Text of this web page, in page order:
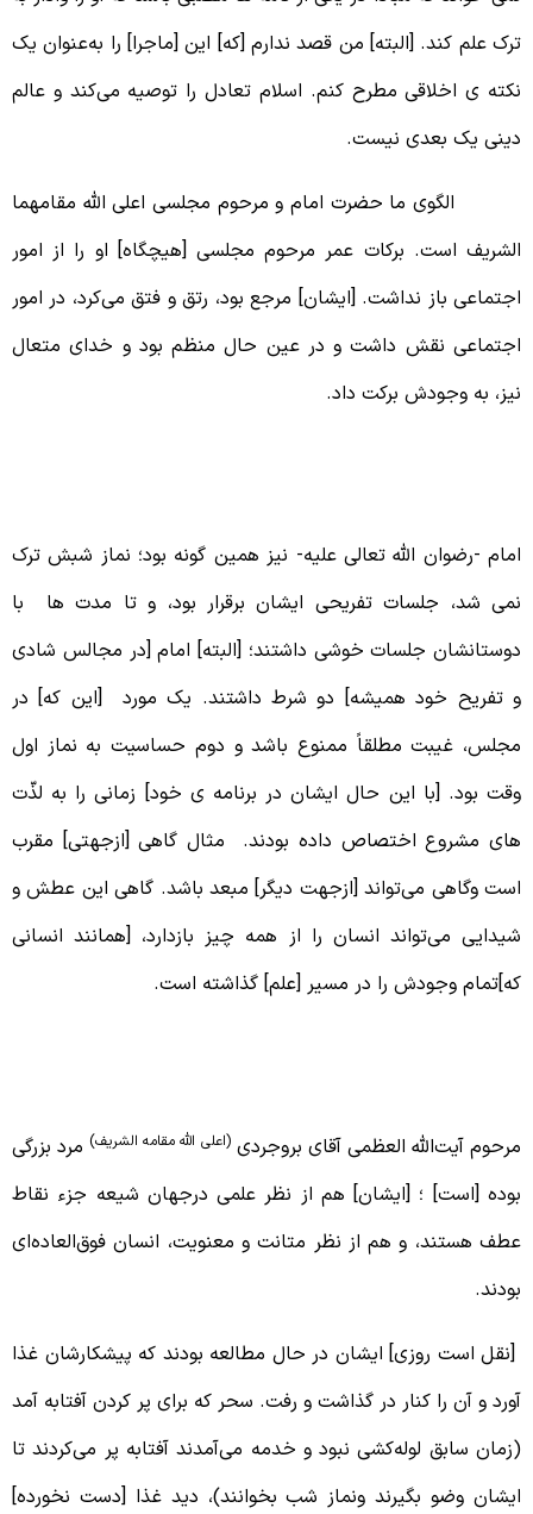
علم کند. [البته] من قصد ندارم [که] این [ماجرا] را به‌عنوان یک
ی اخلاقی مطرح کنم. اسلام تعادل را توصیه می‌کند و عالم
یک بعدی نیست.
ما حضرت امام و مرحوم مجلسی اعلی الله مقامهما
است. برکات عمر مرحوم مجلسی [هیچگاه] او را از امور
باز نداشت. [ایشان] مرجع بود، رتق‌ و فتق می‌کرد، در امور
نقش داشت و در عین حال منظم بود و خدای متعال
به وجودش برکت داد.
-رضوان الله تعالی علیه- نیز همین گونه بود؛ نماز شبش ترک
شد، جلسات تفریحی ایشان برقرار بود، و تا مدت ‌ها با
جلسات خوشی داشتند؛ [البته] امام [در مجالس شادی
تفریح خود همیشه] دو شرط داشتند. یک مورد [این که] در
غیبت مطلقاً ممنوع باشد و دوم حساسیت به نماز اول
بود. [با این حال ایشان در برنامه ی خود] زمانی را به لذّت
مشروع اختصاص داده بودند. مثال گاهی [ازجهتی] مقرب
وگاهی می‌تواند [ازجهت دیگر] مبعد باشد. گاهی این عطش و
می‌تواند انسان را از همه چیز بازدارد، [همانند انسانی
وجودش را در مسیر [علم] گذاشته است.
آیت‌الله العظمی آقای بروجردی(اعلی الله مقامه الشریف)مرد بزرگی
[است] ؛ [ایشان] هم از نظر علمی درجهان شیعه جزء نقاط
هستند، و هم از نظر متانت و معنویت، انسان فوق‌العاده‌ای
است روزی] ایشان در حال مطالعه بودند که پیشکارشان غذا
و آن را کنار در گذاشت و رفت. سحر که‌ برای پر کردن آفتابه آمد
سابق لوله‌کشی نبود و خدمه می‌آمدند آفتابه پر می‌کردند تا
وضو بگیرند ونماز شب بخوانند)، ‌دید غذا [دست نخورده]